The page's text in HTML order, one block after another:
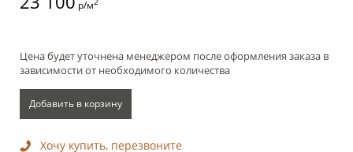
р/м
Цена будет уточнена менеджером после оформления заказа в
зависимости от необходимого количества
Добавить в корзину
Хочу купить, перезвоните